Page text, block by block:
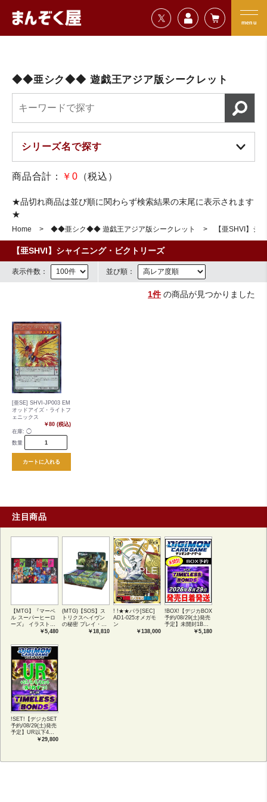
=================================
menu
まんぞく屋 格安TCG通販
◆◆亜シク◆◆ 遊戯王アジア版シークレット
商品合計： ￥0 （税込）
★品切れ商品は並び順に関わらず検索結果の末尾に表示されます
★
Home ◆◆亜シク◆◆ 遊戯王アジア版シークレット 【亜SHVI】シ
【亜SHVI】シャイニング・ビクトリーズ
表示件数： 並び順：
1件の商品が見つかりました
[亜SE] SHVI-JP003 EM
オッドアイズ・ライトフ
ェニックス
￥80 (税込)
在庫: ◯
数量
カートに入れる
注目商品
【MTG】『マーベ
ル スーパーヒーロ
ーズ』 イラストコ
レクション 54種コ
アートカード(JPN)
￥5,480
(MTG)【SOS】ス
トリクスヘイヴン
の秘密 プレイ・ブ
ースター1BOX日本
￥18,810
! !★★パラ[SEC]
AD1-025オメガモ
ン
￥138,000
!BOX!【デジカBOX
予約/08/29(土)発売
予定】未開封1BOX
￥5,180
!SET!【デジカSET
予約/08/29(土)発売
予定】UR以下4コ
ンセット 【BT-￥29,800